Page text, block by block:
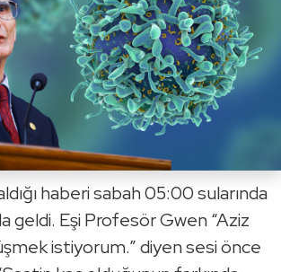
ha­be­ri sabah 05:00 su­la­rın­da
geldi. Eşi Pro­fe­sör Gwen “Aziz
is­ti­yo­rum.” diyen sesi önce